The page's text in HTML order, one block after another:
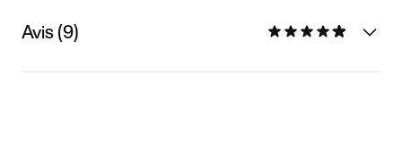
Avis (9)